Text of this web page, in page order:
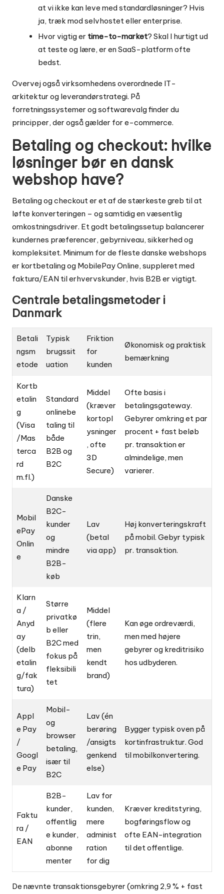
at vi ikke kan leve med standardløsninger? Hvis
ja, træk mod selvhostet eller enterprise.
Hvor vigtig er time-to-market? Skal I hurtigt ud
at teste og lære, er en SaaS-platform ofte
bedst.
Overvej også virksomhedens overordnede IT-
arkitektur og leverandørstrategi. På
forretningssystemer og softwarevalgfinder du
principper, der også gælder for e-commerce.
Betaling og checkout: hvilke
løsninger bør en dansk
webshop have?
Betaling og checkout er et af de stærkeste greb til at
løfte konverteringen – og samtidig en væsentlig
omkostningsdriver. Et godt betalingssetup balancerer
kundernes præferencer, gebyrniveau, sikkerhed og
kompleksitet. Minimum for de fleste danske webshops
er kortbetaling og MobilePay Online, suppleret med
faktura/EAN til erhvervskunder, hvis B2B er vigtigt.
Centrale betalingsmetoder i
Danmark
Betali
ngsm
etode
Typisk
brugssit
uation
Friktion
for
kunden
Økonomisk og praktisk
bemærkning
Kortb
etalin
g
(Visa
/Mas
terca
rd
m.fl.)
Standard
onlinebe
taling til
både
B2B og
B2C
Middel
(kræver
kortopl
ysninger
, ofte
3D
Secure)
Ofte basis i
betalingsgateway.
Gebyrer omkring et par
procent + fast beløb
pr. transaktion er
almindelige, men
varierer.
Mobil
ePay
Onlin
e
Danske
B2C-
kunder
og
mindre
B2B-
køb
Lav
(betal
via app)
Høj konverteringskraft
på mobil. Gebyr typisk
pr. transaktion.
Klarn
a /
Anyd
ay
(delb
etalin
g/fak
tura)
Større
privatkø
b eller
B2C med
fokus på
fleksibili
tet
Middel
(flere
trin,
men
kendt
brand)
Kan øge ordreværdi,
men med højere
gebyrer og kreditrisiko
hos udbyderen.
Appl
e Pay
/
Googl
e Pay
Mobil-
og
browser
betaling,
især til
B2C
Lav (én
berøring
/ansigts
genkend
else)
Bygger typisk oven på
kortinfrastruktur. God
til mobilkonvertering.
Faktu
ra /
EAN
B2B-
kunder,
offentlig
e kunder,
abonne
menter
Lav for
kunden,
mere
administ
ration
for dig
Kræver kreditstyring,
bogføringsflow og
ofte EAN-integration
til det offentlige.
De nævnte transaktionsgebyrer (omkring 2,9 % + fast